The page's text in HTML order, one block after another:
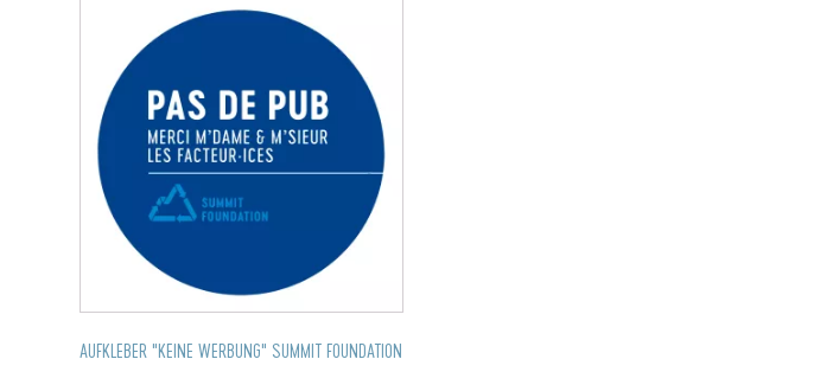
AUFKLEBER "KEINE WERBUNG" SUMMIT FOUNDATION